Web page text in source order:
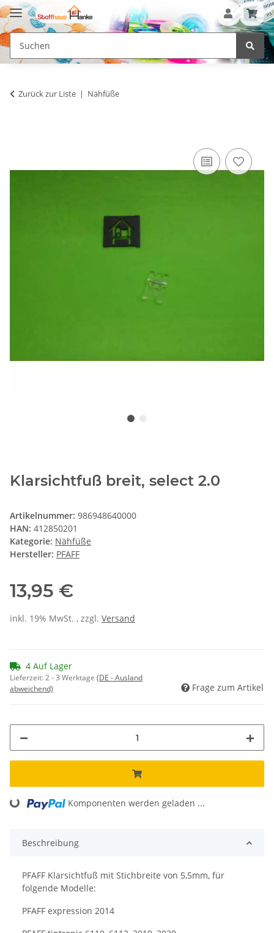
Zurück zur Liste Nähfüße
Klarsichtfuß breit, select 2.0
Artikelnummer: 986948640000
HAN: 412850201
Kategorie: Nähfüße
Hersteller: PFAFF
13,95 €
inkl. 19% MwSt. , zzgl. Versand
4 Auf Lager
Lieferzeit:2 - 3 Werktage (DE - Ausland
abweichend)
Frage zum Artikel
Loading... Komponenten werden geladen ...
Beschreibung
PFAFF Klarsichtfuß mit Stichbreite von 5,5mm, für
folgende Modelle:
PFAFF expression 2014